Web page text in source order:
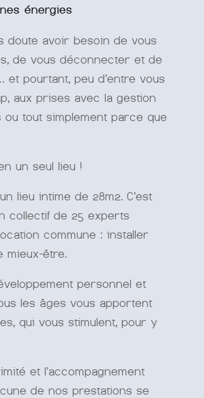
énergies
doute avoir besoin de vous
de vous déconnecter et de
pourtant, peu d’entre vous
aux prises avec la gestion
tout simplement parce que
un seul lieu !
lieu intime de 28m2. C’est
collectif de 25 experts
commune : installer
mieux-être.
personnel et
les âges vous apportent
qui vous stimulent, pour y
et l’accompagnement
de nos prestations se